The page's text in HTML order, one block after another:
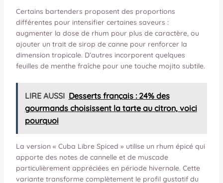
Certains bartenders proposent des proportions
différentes pour intensifier certaines saveurs :
augmenter la dose de rhum pour plus de caractère, ou
ajouter un trait de sirop de canne pour renforcer la
dimension tropicale. D’autres incorporent quelques
feuilles de menthe fraîche pour une touche mojito subtile.
LIRE AUSSI Desserts français : 24% des
gourmands choisissent la tarte au citron, voici
pourquoi
La version « Cuba Libre Spiced » utilise un rhum épicé qui
apporte des notes de cannelle et de muscade
particulièrement appréciées en période hivernale. Cette
variante transforme complètement le profil gustatif du